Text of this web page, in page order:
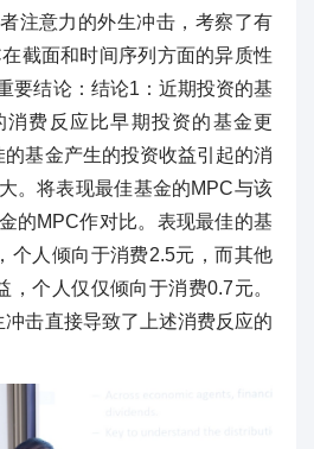
注意力的外生冲击，考察了有
截面和时间序列方面的异质性
要结论：结论1：近期投资的基
费反应比早期投资的基金更
基金产生的投资收益引起的消
。将表现最佳基金的MPC与该
的MPC作对比。表现最佳的基
个人倾向于消费2.5元，而其他
，个人仅仅倾向于消费0.7元。
击直接导致了上述消费反应的